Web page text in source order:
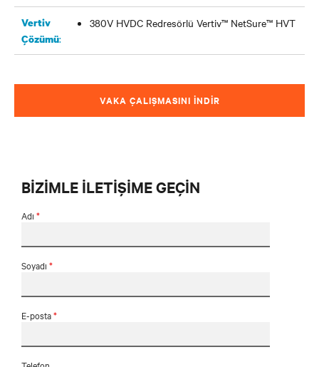
Vertiv
Çözümü:
380V HVDC Redresörlü Vertiv™ NetSure™ HVT
VAKA ÇALIŞMASINI İNDİR
BİZİMLE İLETİŞİME GEÇİN
Adı *
Soyadı *
E-posta*